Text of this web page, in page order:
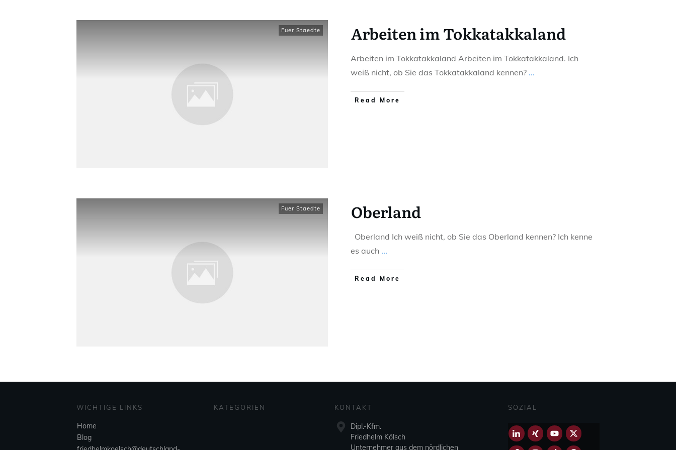
Fuer Staedte Arbeiten im Tokkatakkaland
Arbeiten im Tokkatakkaland Arbeiten im Tokkatakkaland. Ich
weiß nicht, ob Sie das Tokkatakkaland kennen? ...
Read More
Fuer Staedte Oberland
Oberland Ich weiß nicht, ob Sie das Oberland kennen? Ich kenne
es auch ...
Read More
WICHTIGE LINKS
Home
Blog
KATEGORIEN KONTAKT
Dipl.-Kfm.
Friedhelm Kölsch
Unternehmer aus dem nördlichen
SOZIAL